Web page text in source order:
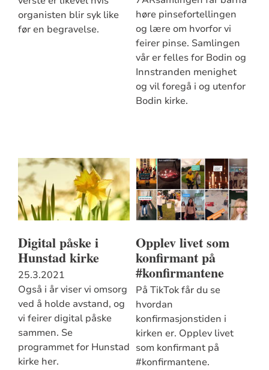
organisten blir syk like
før en begravelse.
høre pinsefortellingen
og lære om hvorfor vi
feirer pinse. Samlingen
vår er felles for Bodin og
Innstranden menighet
og vil foregå i og utenfor
Bodin kirke.
Digital påske i
Hunstad kirke
25.3.2021
Også i år viser vi omsorg
ved å holde avstand, og
vi feirer digital påske
sammen. Se
programmet for Hunstad
kirke her.
Opplev livet som
konfirmant på
#konfirmantene
På TikTok får du se
hvordan
konfirmasjonstiden i
kirken er. Opplev livet
som konfirmant på
#konfirmantene.